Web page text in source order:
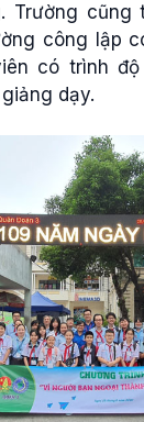
Trường cũng
công lập
có trình
dạy.